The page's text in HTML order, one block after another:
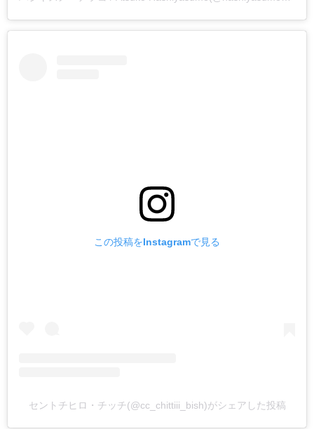
この投稿をInstagramで見る
セントチヒロ・チッチ(@cc_chittiii_bish)がシェアした投稿